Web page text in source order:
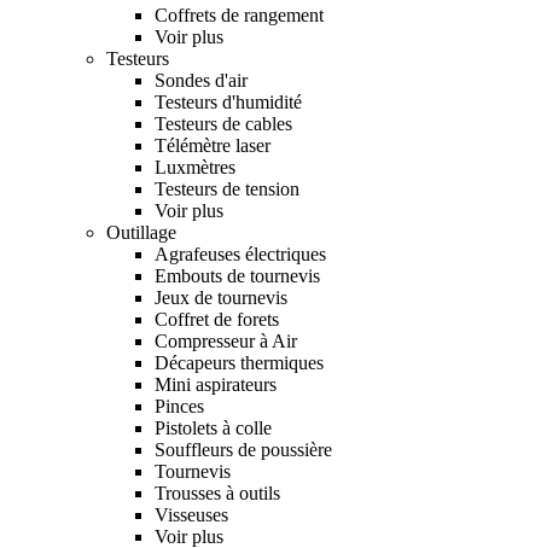
Coffrets de rangement
Voir plus
Testeurs
Sondes d'air
Testeurs d'humidité
Testeurs de cables
Télémètre laser
Luxmètres
Testeurs de tension
Voir plus
Outillage
Agrafeuses électriques
Embouts de tournevis
Jeux de tournevis
Coffret de forets
Compresseur à Air
Décapeurs thermiques
Mini aspirateurs
Pinces
Pistolets à colle
Souffleurs de poussière
Tournevis
Trousses à outils
Visseuses
Voir plus